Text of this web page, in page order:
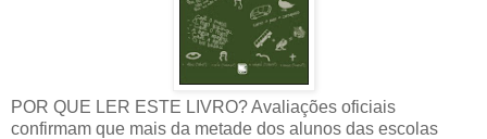
POR QUE LER ESTE LIVRO? Avaliações oficiais
confirmam que mais da metade dos alunos das escolas